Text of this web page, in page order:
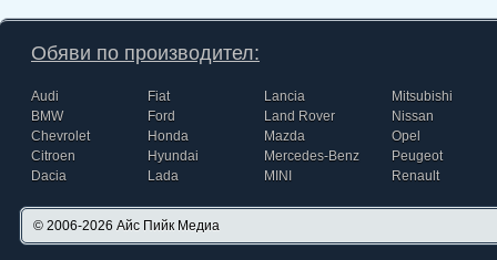
Обяви по производител:
Audi
BMW
Chevrolet
Citroen
Dacia
Fiat
Ford
Honda
Hyundai
Lada
Lancia
Land Rover
Mazda
Mercedes-Benz
MINI
Mitsubishi
Nissan
Opel
Peugeot
Renault
© 2006-2026 Айс Пийк Медиа